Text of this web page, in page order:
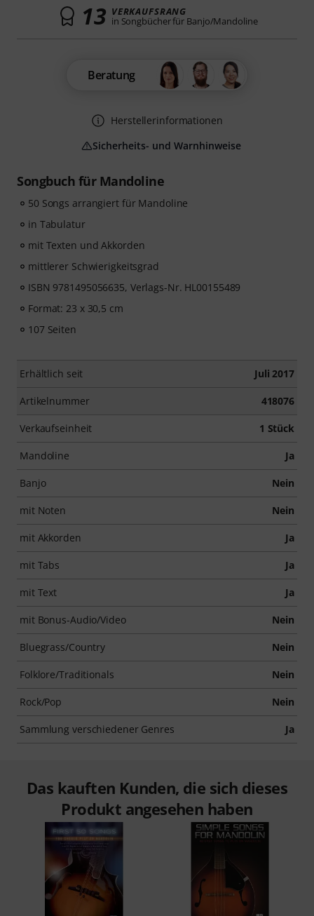
Songbuch für Mandoline
50 Songs arrangiert für Mandoline
in Tabulatur
mit Texten und Akkorden
mittlerer Schwierigkeitsgrad
ISBN 9781495056635, Verlags-Nr. HL00155489
Format: 23 x 30,5 cm
107 Seiten
Erhältlich seit Juli 2017
Artikelnummer 418076
Verkaufseinheit 1 Stück
Mandoline Ja
Banjo Nein
mit Noten Nein
mit Akkorden Ja
mit Tabs Ja
mit Text Ja
mit Bonus-Audio/Video Nein
Bluegrass/Country Nein
Folklore/Traditionals Nein
Rock/Pop Nein
Sammlung verschiedener Genres Ja
13 VERKAUFSRANG
in Songbücher für Banjo/Mandoline
Beratung
Herstellerinformationen
Sicherheits- und Warnhinweise
Das kauften Kunden, die sich dieses
Produkt angesehen haben